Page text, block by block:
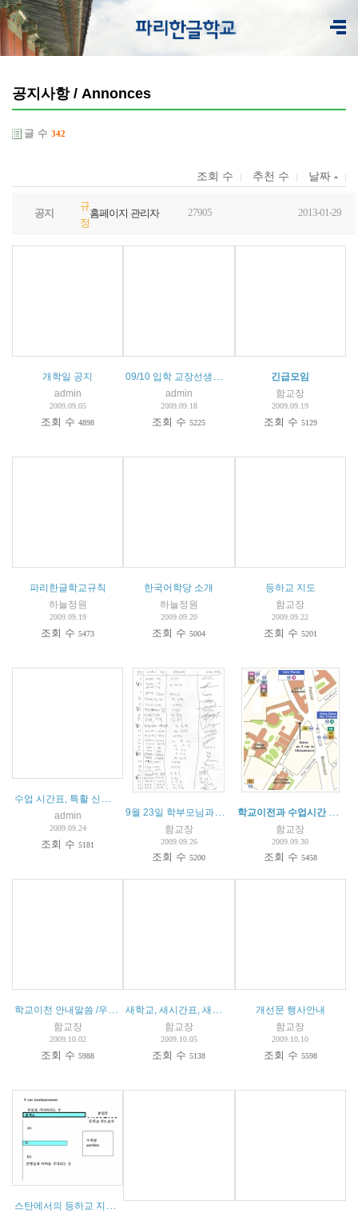
공지사항 / Annonces
글 수 342
조회 수 추천 수 날짜
공지
규
정
홈페이지 관리자 27905 2013-01-29
개학일 공지
admin
2009.09.05
조회 수4898
09/10 입학 교장선생님 인삿말
admin
2009.09.18
조회 수5225
긴급모임
함교장
2009.09.19
조회 수 5129
파리한글학교규칙
하늘정원
2009.09.19
조회 수5473
한국어학당 소개
하늘정원
2009.09.20
조회 수5004
등하교 지도
함교장
2009.09.22
조회 수 5201
수업 시간표, 특활 신청서, 학사 일정표, 규칙 내려 받기.
admin
2009.09.24
조회 수5181
함교장
2009.09.26
조회 수5200
함교장
2009.09.30
조회 수 5458
학교이전 안내말씀 /우편발송
함교장
2009.10.02
조회 수5988
새학교, 새시간표, 새규칙들...
함교장
2009.10.05
조회 수5138
개선문 행사안내
함교장
2009.10.10
조회 수 5598
3)